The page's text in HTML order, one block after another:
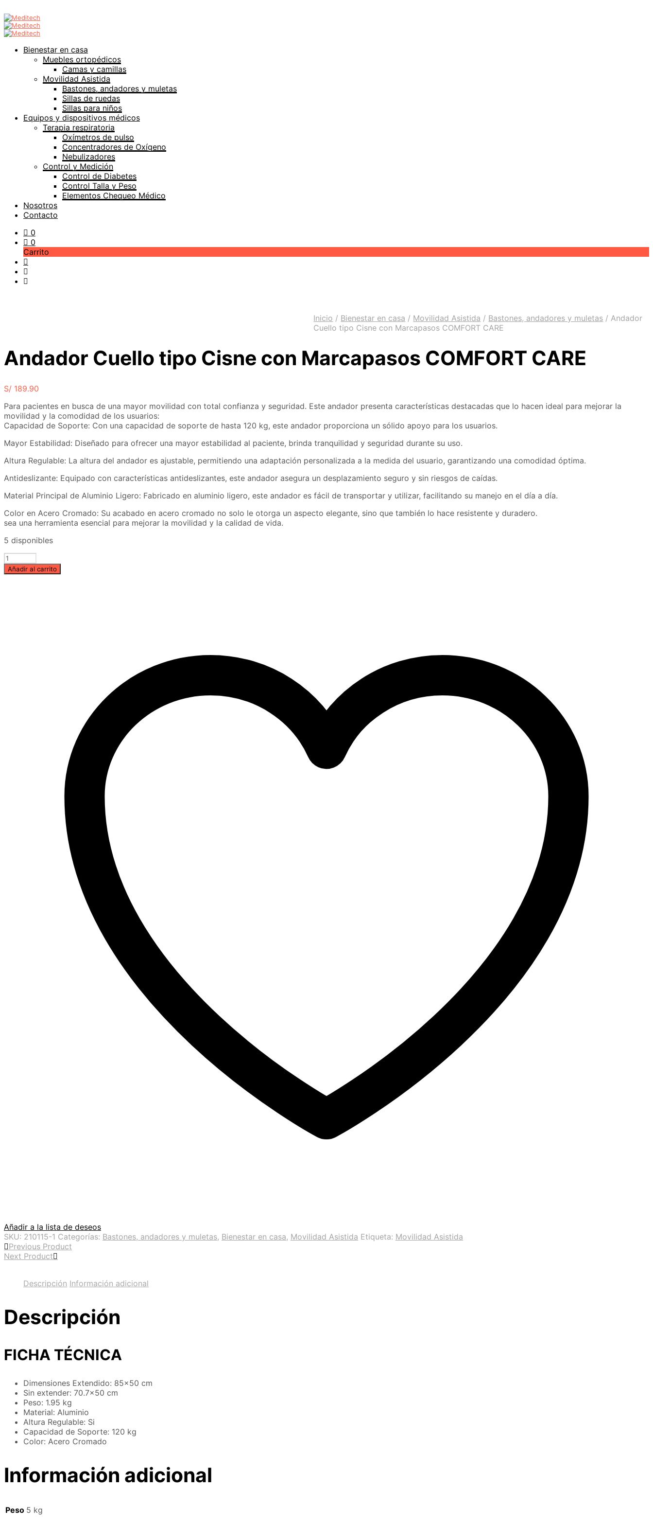
Bienestar en casa
Muebles ortopédicos
Camas y camillas
Movilidad Asistida
Bastones, andadores y muletas
Sillas de ruedas
Sillas para niños
Equipos y dispositivos médicos
Terapia respiratoria
Oxímetros de pulso
Concentradores de Oxígeno
Nebulizadores
Control y Medición
Control de Diabetes
Control Talla y Peso
Elementos Chequeo Médico
Nosotros
Contacto
0
0
Carrito
Inicio / Bienestar en casa / Movilidad Asistida / Bastones, andadores y muletas / Andador
Cuello tipo Cisne con Marcapasos COMFORT CARE
Andador Cuello tipo Cisne con Marcapasos COMFORT CARE
S/ 189.90
Para pacientes en busca de una mayor movilidad con total confianza y seguridad. Este andador presenta características destacadas que lo hacen ideal para mejorar la
movilidad y la comodidad de los usuarios:
Capacidad de Soporte: Con una capacidad de soporte de hasta 120 kg, este andador proporciona un sólido apoyo para los usuarios.
Mayor Estabilidad: Diseñado para ofrecer una mayor estabilidad al paciente, brinda tranquilidad y seguridad durante su uso.
Altura Regulable: La altura del andador es ajustable, permitiendo una adaptación personalizada a la medida del usuario, garantizando una comodidad óptima.
Antideslizante: Equipado con características antideslizantes, este andador asegura un desplazamiento seguro y sin riesgos de caídas.
Material Principal de Aluminio Ligero: Fabricado en aluminio ligero, este andador es fácil de transportar y utilizar, facilitando su manejo en el día a día.
Color en Acero Cromado: Su acabado en acero cromado no solo le otorga un aspecto elegante, sino que también lo hace resistente y duradero.
sea una herramienta esencial para mejorar la movilidad y la calidad de vida.
5 disponibles
Andador
Cuello
tipo
Añadir al carrito
Añadir a la lista de deseos
SKU: 210115-1 Categorías: Bastones, andadores y muletas, Bienestar en casa, Movilidad Asistida Etiqueta: Movilidad Asistida
Previous Product
Next Product
Descripción Información adicional
Descripción
FICHA TÉCNICA
Dimensiones Extendido: 85×50 cm
Sin extender: 70.7×50 cm
Peso: 1.95 kg
Material: Aluminio
Altura Regulable: Si
Capacidad de Soporte: 120 kg
Color: Acero Cromado
Información adicional
Peso 5 kg